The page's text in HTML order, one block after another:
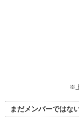
※
まだメンバーではな